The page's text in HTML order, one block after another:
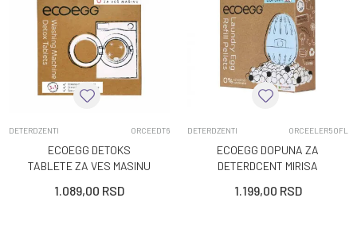
DETERDZENTI ORCEEDT6
ECOEGG DETOKS
TABLETE ZA VES MASINU
1.089,00 RSD
DETERDZENTI ORCEELER50FL
ECOEGG DOPUNA ZA
DETERDCENT MIRISA
1.199,00 RSD